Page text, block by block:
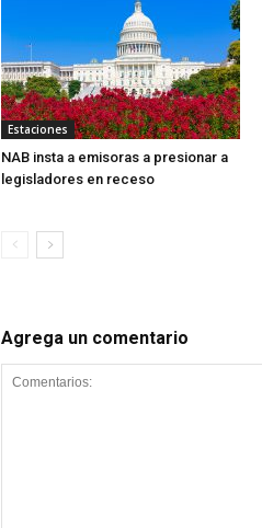
Estaciones
NAB insta a emisoras a presionar a
legisladores en receso
Agrega un comentario